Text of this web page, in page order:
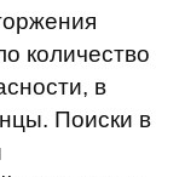
количество
в
Поиски в